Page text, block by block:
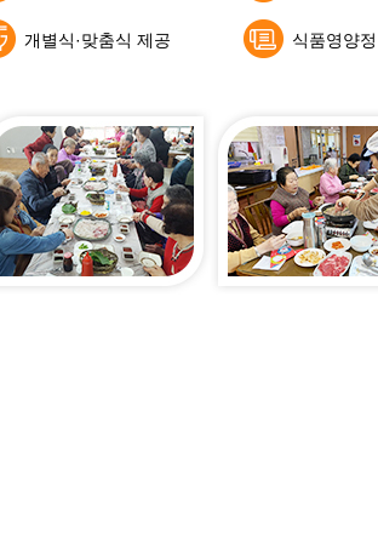
개별식·맞춤식 제공 식품영양